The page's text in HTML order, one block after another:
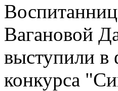
Вагановой
выступили в
конкурса